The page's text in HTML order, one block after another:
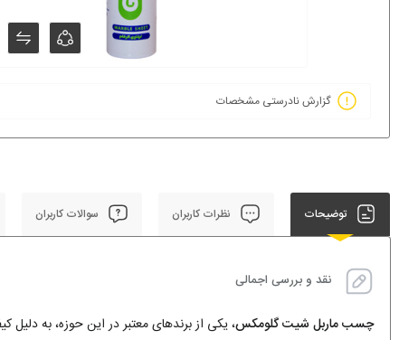
گزارش نادرستی مشخصات
توضیحات نظرات کاربران سوالات کاربران
نقد و بررسی اجمالی
چسب ماربل شیت گلومکس، یکی از برندهای معتبر در این حوزه، به